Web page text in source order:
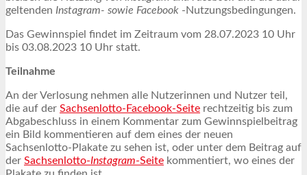
geltenden Instagram- sowie Facebook -Nutzungsbedingungen.
Das Gewinnspiel findet im Zeitraum vom 28.07.2023 10 Uhr
bis 03.08.2023 10 Uhr statt.
Teilnahme
An der Verlosung nehmen alle Nutzerinnen und Nutzer teil,
die auf der Sachsenlotto-Facebook-Seite rechtzeitig bis zum
Abgabeschluss in einem Kommentar zum Gewinnspielbeitrag
ein Bild kommentieren auf dem eines der neuen
Sachsenlotto-Plakate zu sehen ist, oder unter dem Beitrag auf
der Sachsenlotto-Instagram-Seite kommentiert, wo eines der